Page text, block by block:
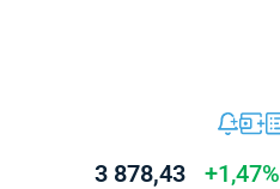
3 878,43 +1,47%